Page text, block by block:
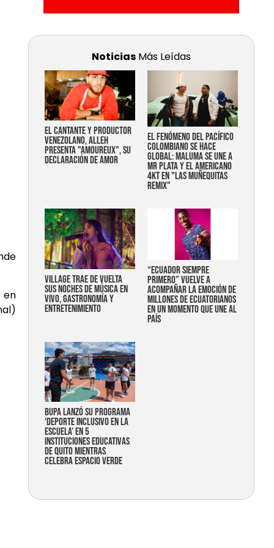
en
Noticias Más Leídas
EL CANTANTE Y PRODUCTOR
VENEZOLANO, ALLEH
PRESENTA "AMOUREUX", SU
DECLARACIÓN DE AMOR
EL FENÓMENO DEL PACÍFICO
COLOMBIANO SE HACE
GLOBAL: MALUMA SE UNE A
MR PLATA Y EL AMERICANO
4KT EN "LAS MUÑEQUITAS
REMIX"
Village trae de vuelta
sus noches de música en
vivo, gastronomía y
entretenimiento
“Ecuador siempre
primero” vuelve a
acompañar la emoción de
millones de ecuatorianos
en un momento que une al
país
Bupa lanzó su programa
‘Deporte Inclusivo en la
Escuela’ en 5
instituciones educativas
de Quito mientras
celebra espacio verde